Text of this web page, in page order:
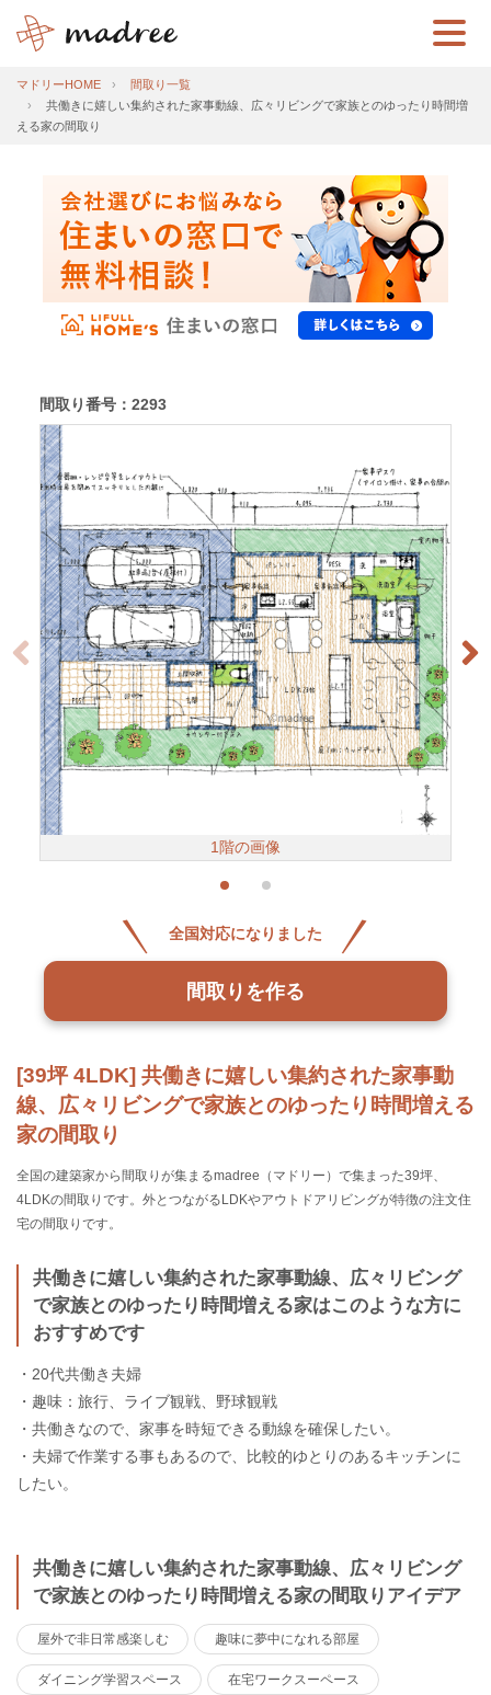
マドリーHOME
間取り一覧
共働きに嬉しい集約された家事動線、広々リビングで家族とのゆったり時間増
える家の間取り
[39坪 4LDK] 共働きに嬉しい集約された家事動
線、広々リビングで家族とのゆったり時間増える
家の間取り
全国の建築家から間取りが集まるmadree（マドリー）で集まった39坪、
4LDKの間取りです。外とつながるLDKやアウトドアリビングが特徴の注文住
宅の間取りです。
共働きに嬉しい集約された家事動線、広々リビング
で家族とのゆったり時間増える家はこのような方に
おすすめです
・20代共働き夫婦
・趣味：旅行、ライブ観戦、野球観戦
・共働きなので、家事を時短できる動線を確保したい。
・夫婦で作業する事もあるので、比較的ゆとりのあるキッチンに
したい。
共働きに嬉しい集約された家事動線、広々リビング
で家族とのゆったり時間増える家の間取りアイデア
屋外で非日常感楽しむ 趣味に夢中になれる部屋
ダイニング学習スペース 在宅ワークスーペース
間取り番号：2293
1階の画像
全国対応になりました
間取りを作る